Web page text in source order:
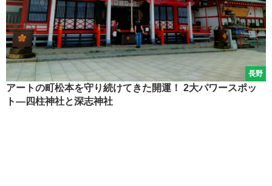
長野
アートの町松本を守り続けてきた開運！ 2大パワースポッ
ト―四柱神社と深志神社